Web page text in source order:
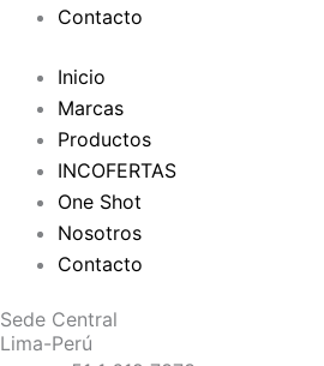
Contacto
Inicio
Marcas
Productos
INCOFERTAS
One Shot
Nosotros
Contacto
Sede Central
Lima-Perú